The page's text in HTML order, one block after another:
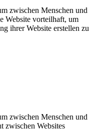
zwischen Menschen und
Website vorteilhaft, um
ihrer Website erstellen zu
zwischen Menschen und
zwischen Websites